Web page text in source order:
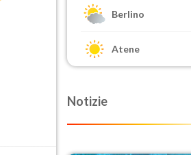
Berlino
Atene
Notizie